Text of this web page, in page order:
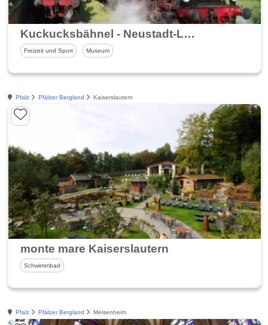
Kuckucksbähnel - Neustadt-Lambrecht-Elmstein
Freizeit und Sport Museum
Pfalz Pfälzer Bergland Kaiserslautern
monte mare Kaiserslautern
Schwimmbad
Pfalz Pfälzer Bergland Meisenheim